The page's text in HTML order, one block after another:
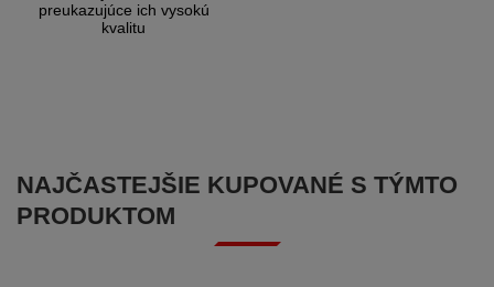
preukazujúce ich vysokú
kvalitu
NAJČASTEJŠIE KUPOVANÉ S TÝMTO
PRODUKTOM